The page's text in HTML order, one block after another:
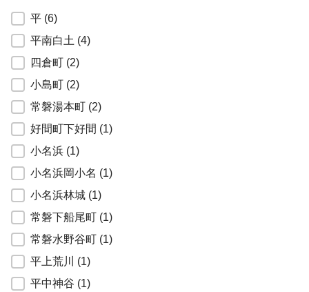
福島県いわき市
平 (6)
平南白土 (4)
四倉町 (2)
小島町 (2)
常磐湯本町 (2)
好間町下好間 (1)
小名浜 (1)
小名浜岡小名 (1)
小名浜林城 (1)
常磐下船尾町 (1)
常磐水野谷町 (1)
平上荒川 (1)
平中神谷 (1)